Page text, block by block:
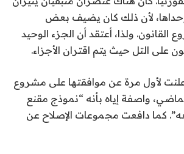
إحداها، لأن ذلك كان يضيف بعض
ولذا، أعتقد أن الجزء الوحيد
على التل حيث يتم اقتران الأجزاء.
لأول مرة عن موافقتها على مشروع
واصفة إياه بأنه “نموذج مقنع
كما دافعت مجموعات الإصلاح عن